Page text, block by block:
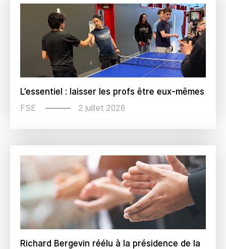
L’essentiel : laisser les profs être eux-mêmes
FSE 2 juillet 2026
Richard Bergevin réélu à la présidence de la